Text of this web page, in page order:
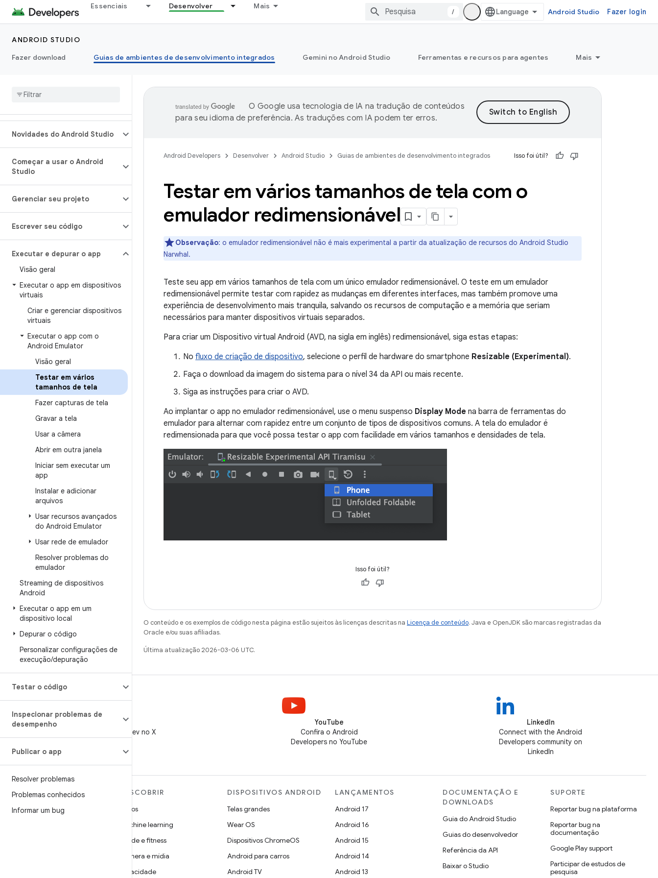
Essenciais Desenvolver Mais
/ Android Studio Fazer login
ANDROID STUDIO
Fazer download
Guias de ambientes de desenvolvimento integrados Gemini no Android Studio Ferramentas e recursos para agentes Mais
Novidades do Android Studio
Começar a usar o Android
Studio
Gerenciar seu projeto
Escrever seu código
Executar e depurar o app
Visão geral
Executar o app em dispositivos
virtuais
Criar e gerenciar dispositivos
virtuais
Executar o app com o
Android Emulator
Visão geral
Testar em vários
tamanhos de tela
Fazer capturas de tela
Gravar a tela
Usar a câmera
Abrir em outra janela
Iniciar sem executar um
app
Instalar e adicionar
arquivos
Usar recursos avançados
do Android Emulator
Usar rede de emulador
Resolver problemas do
emulador
Streaming de dispositivos
Android
Executar o app em um
dispositivo local
Depurar o código
Personalizar configurações de
execução/depuração
Testar o código
Inspecionar problemas de
desempenho
Publicar o app
Resolver problemas
Problemas conhecidos
Informar um bug
O Google usa tecnologia de IA na tradução de conteúdos
para seu idioma de preferência. As traduções com IA podem ter erros.
Android Developers Desenvolver Android Studio Guias de ambientes de desenvolvimento integrados Isso foi útil?
Testar em vários tamanhos de tela com o
emulador redimensionável
Observação: o emulador redimensionável não é mais experimental a partir da atualização de recursos do Android Studio
Narwhal.
Teste seu app em vários tamanhos de tela com um único emulador redimensionável. O teste em um emulador
redimensionável permite testar com rapidez as mudanças em diferentes interfaces, mas também promove uma
experiência de desenvolvimento mais tranquila, salvando os recursos de computação e a memória que seriam
necessários para manter dispositivos virtuais separados.
Para criar um Dispositivo virtual Android (AVD, na sigla em inglês) redimensionável, siga estas etapas:
No fluxo de criação de dispositivo, selecione o perfil de hardware do smartphone Resizable (Experimental).
Faça o download da imagem do sistema para o nível 34 da API ou mais recente.
Siga as instruções para criar o AVD.
Ao implantar o app no emulador redimensionável, use o menu suspenso Display Mode na barra de ferramentas do
emulador para alternar com rapidez entre um conjunto de tipos de dispositivos comuns. A tela do emulador é
redimensionada para que você possa testar o app com facilidade em vários tamanhos e densidades de tela.
Isso foi útil?
O conteúdo e os exemplos de código nesta página estão sujeitos às licenças descritas na Licença de conteúdo. Java e OpenJDK são marcas registradas da
Oracle e/ou suas afiliadas.
Última atualização 2026-03-06 UTC.
Siga @AndroidDev no X
YouTube
Confira o Android
Developers no YouTube
LinkedIn
Connect with the Android
Developers community on
LinkedIn
MAIS SOBRE O ANDROID
Android
DESCOBRIR
Jogos
Machine learning
Saúde e fitness
Câmera e mídia
Privacidade
DISPOSITIVOS ANDROID
Telas grandes
Wear OS
Dispositivos ChromeOS
Android para carros
Android TV
LANÇAMENTOS
Android 17
Android 16
Android 15
Android 14
Android 13
DOCUMENTAÇÃO E
DOWNLOADS
Guia do Android Studio
Guias do desenvolvedor
Referência da API
Baixar o Studio
SUPORTE
Reportar bug na plataforma
Reportar bug na
documentação
Google Play support
Participar de estudos de
pesquisa